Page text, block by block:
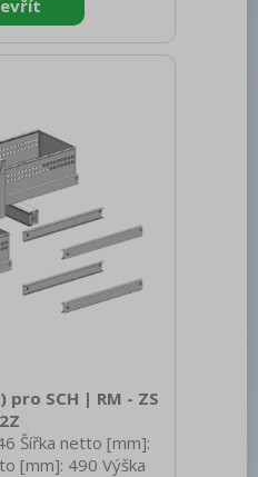
mm)
pro SCH | RM - ZS
2Z
Šířka netto [mm]:
[mm]: 490 Výška